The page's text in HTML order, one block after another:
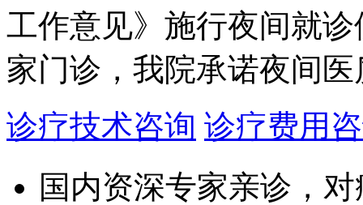
工作意见》施行夜间就
家门诊，我院承诺夜间
诊疗技术咨询 诊疗费用
国内资深专家亲诊，